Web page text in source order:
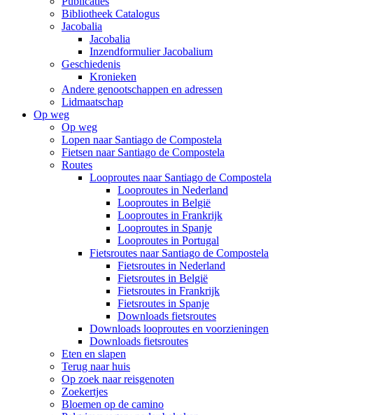
Bibliotheek Catalogus
Jacobalia
Jacobalia
Inzendformulier Jacobalium
Geschiedenis
Kronieken
Andere genootschappen en adressen
Lidmaatschap
Op weg
Op weg
Lopen naar Santiago de Compostela
Fietsen naar Santiago de Compostela
Routes
Looproutes naar Santiago de Compostela
Looproutes in Nederland
Looproutes in België
Looproutes in Frankrijk
Looproutes in Spanje
Looproutes in Portugal
Fietsroutes naar Santiago de Compostela
Fietsroutes in Nederland
Fietsroutes in België
Fietsroutes in Frankrijk
Fietsroutes in Spanje
Downloads fietsroutes
Downloads looproutes en voorzieningen
Downloads fietsroutes
Eten en slapen
Terug naar huis
Op zoek naar reisgenoten
Zoekertjes
Bloemen op de camino